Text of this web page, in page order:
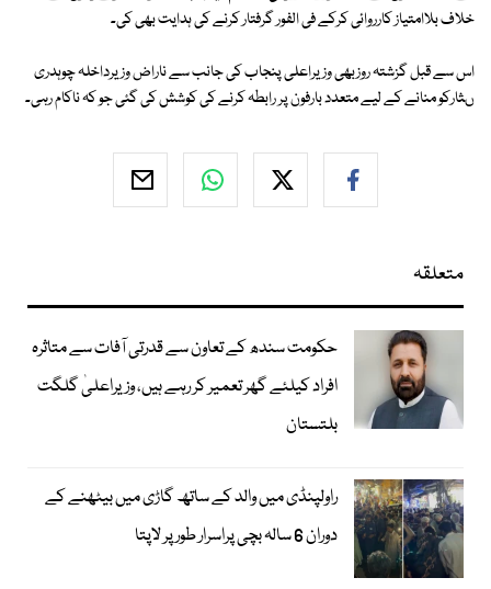
خلاف بلاامتیاز کارروائی کرکے فی الفور گرفتار کرنے کی ہدایت بھی کی۔
اس سے قبل گزشتہ روزبھی وزیراعلی پنجاب کی جانب سے ناراض وزیرداخلہ چوہدری
ںثارکو منانے کے لیے متعدد بارفون پر رابطہ کرنے کی کوشش کی گئی جو کہ ناکام رہی۔
متعلقہ
حکومت سندھ کے تعاون سے قدرتی آفات سے متاثرہ
افراد کیلئے گھر تعمیر کر رہے ہیں، وزیراعلیٰ گلگت
بلتستان
راولپنڈی میں والد کے ساتھ گاڑی میں بیٹھنے کے
دوران 6 سالہ بچی پراسرار طور پر لاپتا